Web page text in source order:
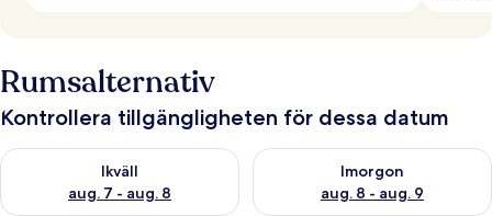
Rumsalternativ
Kontrollera tillgängligheten för dessa datum
Ikväll
aug. 7 - aug. 8
Kontrollera tillgängligheten för ikväll aug. 7 - aug. 8
Imorgon
aug. 8 - aug. 9
Kontrollera tillgängligheten